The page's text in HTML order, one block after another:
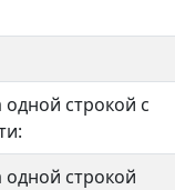
строкой с
одной строкой